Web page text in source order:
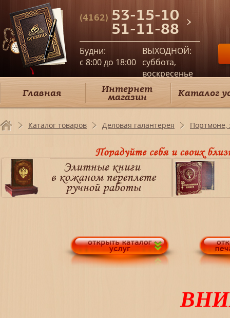
(4162) 53-15-10
51-11-88
Будни:
c 8:00 до 18:00
ВЫХОДНОЙ:
суббота,
воскресенье
Главная Интернет
магазин Каталог
Каталог товаров Деловая галантерея